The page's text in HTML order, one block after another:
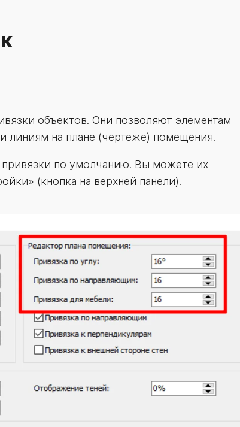
объектов. Они позволяют элементам
линиям на плане (чертеже) помещения.
по умолчанию. Вы можете их
(кнопка на верхней панели).